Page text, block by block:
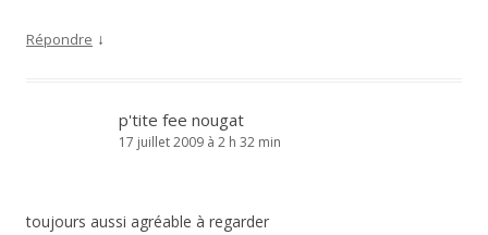
Répondre ↓
p'tite fee nougat
17 juillet 2009 à 2 h 32 min
toujours aussi agréable à regarder